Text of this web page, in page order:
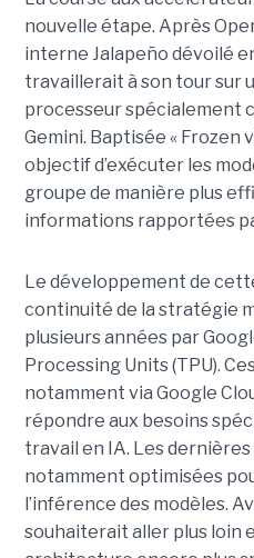
nouvelle étape. Après
interne Jalapeño dévoilé
travaillerait à son tour sur
processeur spécialement
Gemini. Baptisée « Frozen
objectif d’exécuter les
groupe de manière plus
informations rapportées
Le développement de
continuité de la stratégie
plusieurs années par
Processing Units (TPU).
notamment via Google
répondre aux besoins
travail en IA. Les
notamment optimisées
l’inférence des modèles.
souhaiterait aller plus loin